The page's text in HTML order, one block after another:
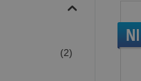
2producten